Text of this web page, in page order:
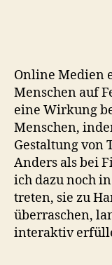
Online Medien
Menschen auf
eine Wirkung
Menschen,
Gestaltung von
Anders als bei
ich dazu noch
treten, sie zu
überraschen,
interaktiv